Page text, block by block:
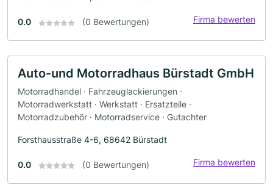
0.0 (0 Bewertungen) Firma bewerten
Auto-und Motorradhaus Bürstadt GmbH
Motorradhandel · Fahrzeuglackierungen ·
Motorradwerkstatt · Werkstatt · Ersatzteile ·
Motorradzubehör · Motorradservice · Gutachter
Forsthausstraße 4-6, 68642 Bürstadt
0.0 (0 Bewertungen) Firma bewerten